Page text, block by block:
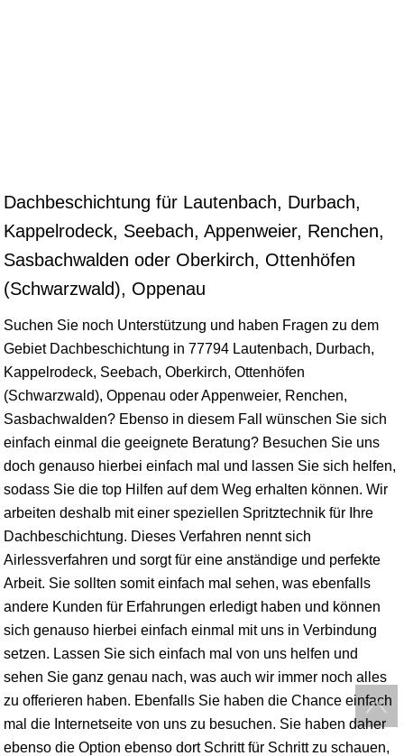
Dachbeschichtung für Lautenbach, Durbach,
Kappelrodeck, Seebach, Appenweier, Renchen,
Sasbachwalden oder Oberkirch, Ottenhöfen
(Schwarzwald), Oppenau
Suchen Sie noch Unterstützung und haben Fragen zu dem
Gebiet Dachbeschichtung in 77794 Lautenbach, Durbach,
Kappelrodeck, Seebach, Oberkirch, Ottenhöfen
(Schwarzwald), Oppenau oderAppenweier, Renchen,
Sasbachwalden? Ebenso in diesem Fall wünschen Sie sich
einfach einmal die geeignete Beratung? Besuchen Sie uns
doch genauso hierbei einfach mal und lassen Sie sich helfen,
sodass Sie die top Hilfen auf dem Weg erhalten können. Wir
arbeiten deshalb mit einer speziellen Spritztechnik für Ihre
Dachbeschichtung. Dieses Verfahren nennt sich
Airlessverfahren und sorgt für eine anständige und perfekte
Arbeit. Sie sollten somit einfach mal sehen, was ebenfalls
andere Kunden für Erfahrungen erledigt haben und können
sich genauso hierbei einfach einmal mit uns in Verbindung
setzen. Lassen Sie sich einfach mal von uns helfen und
sehen Sie ganz genau nach, was auch wir immer noch alles
zu offerieren haben. Ebenfalls Sie haben die Chance einfach
mal die Internetseite von uns zu besuchen. Sie haben daher
ebenso die Option ebenso dort Schritt für Schritt zu schauen,